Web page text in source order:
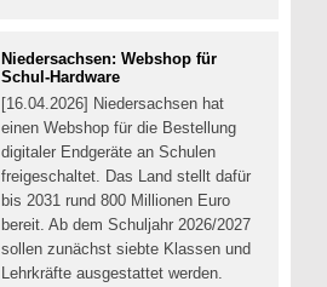
Niedersachsen: Webshop für
Schul-Hardware
[16.04.2026] Niedersachsen hat
einen Webshop für die Bestellung
digitaler Endgeräte an Schulen
freigeschaltet. Das Land stellt dafür
bis 2031 rund 800 Millionen Euro
bereit. Ab dem Schuljahr 2026/2027
sollen zunächst siebte Klassen und
Lehrkräfte ausgestattet werden.